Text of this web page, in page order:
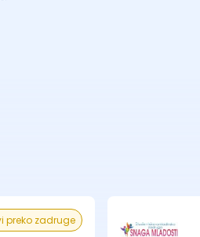
preko zadruge